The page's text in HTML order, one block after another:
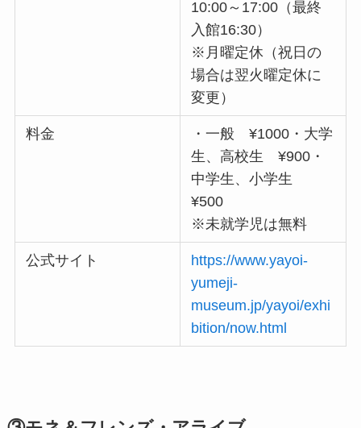
10:00～17:00（最終
入館16:30）
※月曜定休（祝日の
場合は翌火曜定休に
変更）
料金
・一般 ¥1000・大学
生、高校生 ¥900・
中学生、小学生
¥500
※未就学児は無料
公式サイト
https://www.yayoi-
yumeji-
museum.jp/yayoi/exhi
bition/now.html